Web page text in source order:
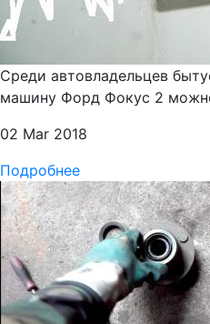
Среди автовладельцев
машину Форд Фокус 2 можно
02 Mar 2018
Подробнее